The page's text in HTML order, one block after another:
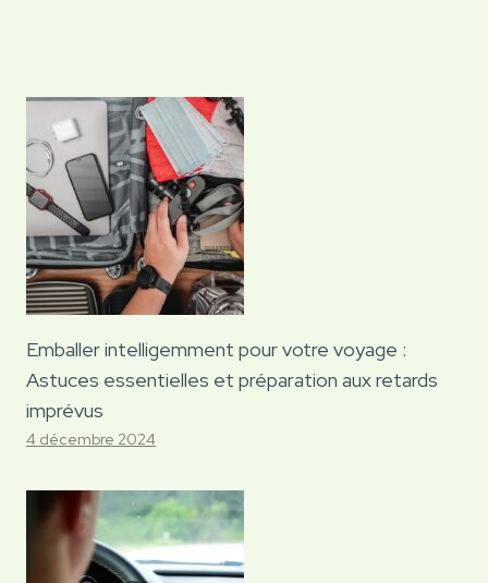
Emballer intelligemment pour votre voyage :
Astuces essentielles et préparation aux retards
imprévus
4 décembre 2024